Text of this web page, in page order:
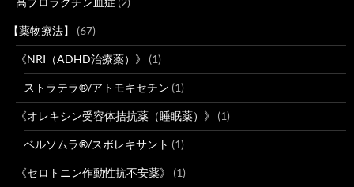
【薬物療法】 (67)
《NRI（ADHD治療薬）》 (1)
ストラテラ®/アトモキセチン (1)
《オレキシン受容体拮抗薬（睡眠薬）》 (1)
ベルソムラ®/スボレキサント (1)
《セロトニン作動性抗不安薬》 (1)